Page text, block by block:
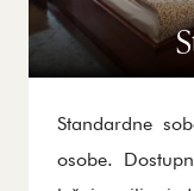
Standardne
osobe.